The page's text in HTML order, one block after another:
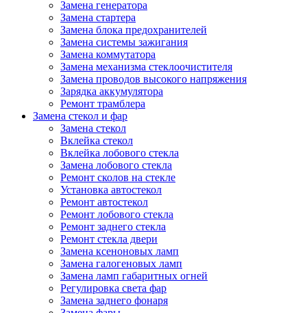
Замена генератора
Замена стартера
Замена блока предохранителей
Замена системы зажигания
Замена коммутатора
Замена механизма стеклоочистителя
Замена проводов высокого напряжения
Зарядка аккумулятора
Ремонт трамблера
Замена стекол и фар
Замена стекол
Вклейка стекол
Вклейка лобового стекла
Замена лобового стекла
Ремонт сколов на стекле
Установка автостекол
Ремонт автостекол
Ремонт лобового стекла
Ремонт заднего стекла
Ремонт стекла двери
Замена ксеноновых ламп
Замена галогеновых ламп
Замена ламп габаритных огней
Регулировка света фар
Замена заднего фонаря